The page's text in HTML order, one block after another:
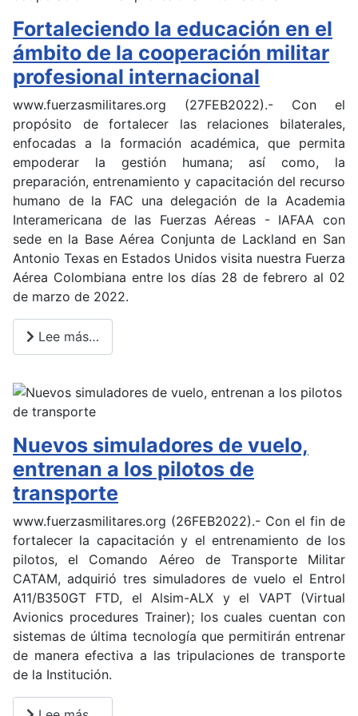
Fortaleciendo la educación en el
ámbito de la cooperación militar
profesional internacional
www.fuerzasmilitares.org (27FEB2022).- Con el
propósito de fortalecer las relaciones bilaterales,
enfocadas a la formación académica, que permita
empoderar la gestión humana; así como, la
preparación, entrenamiento y capacitación del recurso
humano de la FAC una delegación de la Academia
Interamericana de las Fuerzas Aéreas - IAFAA con
sede en la Base Aérea Conjunta de Lackland en San
Antonio Texas en Estados Unidos visita nuestra Fuerza
Aérea Colombiana entre los días 28 de febrero al 02
de marzo de 2022.
Lee más…
Nuevos simuladores de vuelo,
entrenan a los pilotos de
transporte
www.fuerzasmilitares.org (26FEB2022).- Con el fin de
fortalecer la capacitación y el entrenamiento de los
pilotos, el Comando Aéreo de Transporte Militar
CATAM, adquirió tres simuladores de vuelo el Entrol
A11/B350GT FTD, el Alsim-ALX y el VAPT (Virtual
Avionics procedures Trainer); los cuales cuentan con
sistemas de última tecnología que permitirán entrenar
de manera efectiva a las tripulaciones de transporte
de la Institución.